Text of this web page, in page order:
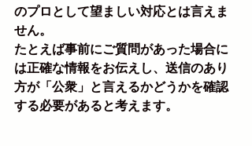
のプロとして望ましい対応とは言えま
せん。
たとえば事前にご質問があった場合に
は正確な情報をお伝えし、送信のあり
方が「公衆」と言えるかどうかを確認
する必要があると考えます。